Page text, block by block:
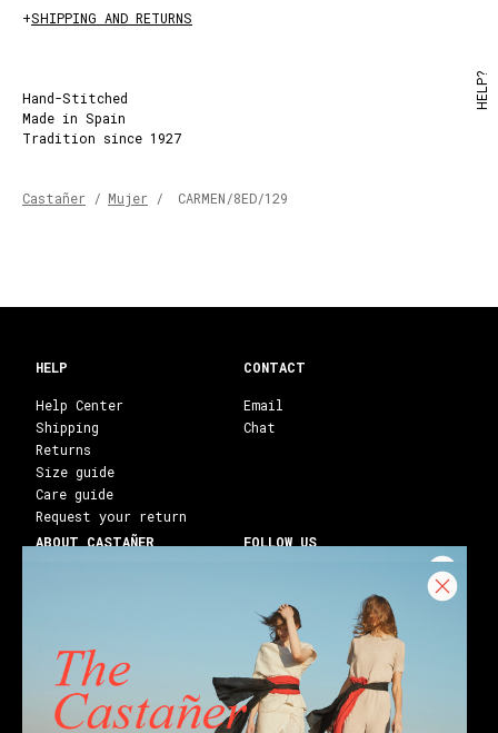
+SHIPPING AND RETURNS
Hand-Stitched
Made in Spain
Tradition since 1927
Castañer / Mujer / CARMEN/8ED/129
CONTACT
Email
Chat
HELP
Help Center
Shipping
Returns
Size guide
Care guide
Request your return
ABOUT CASTAÑER
Franchises
Stores
Castañer Society
FOLLOW US
Facebook
Youtube
Blog
HELP?